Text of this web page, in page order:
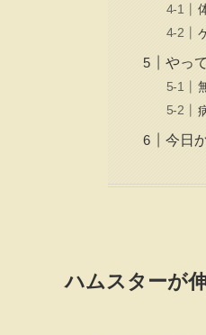
やっ
今日
ハムスターが